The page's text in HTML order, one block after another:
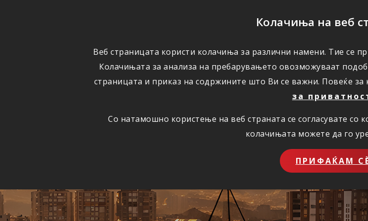
Колачиња на веб
Веб страницата користи колачиња за различни намени. Тие се
Колачињата за анализа на пребарувањето овозможуваат
страницата и приказ на содржините што Ви се важни. Повеќе
за
Со натамошно користење на веб страната се согласувате
колачињата можете да го
ПРИФАЌАМ
ОСИГУРУВАЊЕ ШТЕТИ ПОВОЛНОСТИ КОРИСНО
Едноставно
АВТОМОБИЛСКА